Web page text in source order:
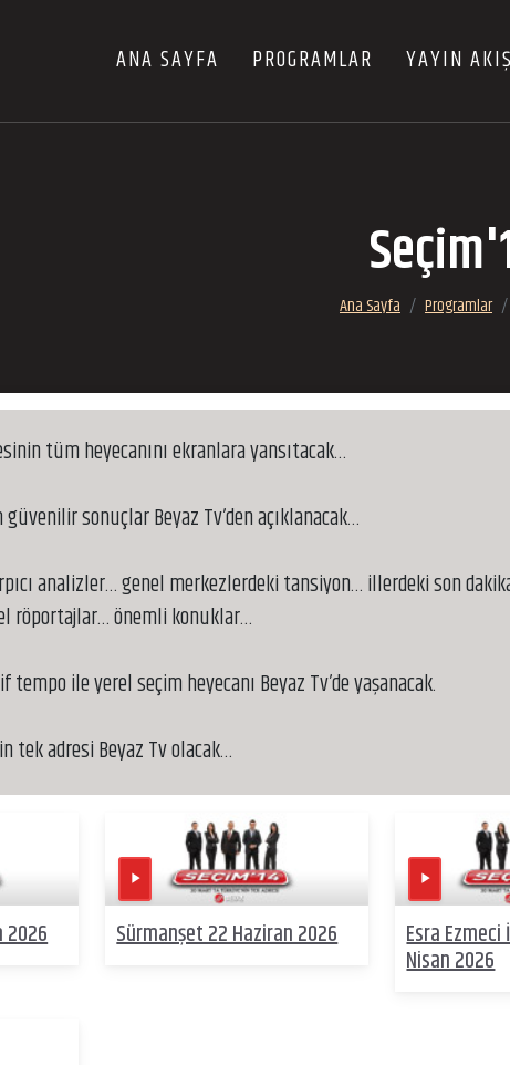
ANA SAYFA PROGRAMLAR YAYIN
Ana Sayfa Programlar
tüm heyecanını ekranlara yansıtacak…
güvenilir sonuçlar Beyaz Tv’den açıklanacak…
analizler… genel merkezlerdeki tansiyon… illerdeki son
röportajlar… önemli konuklar…
tempo ile yerel seçim heyecanı Beyaz Tv’de yaşanacak.
tek adresi Beyaz Tv olacak…
2026 Sürmanşet 22 Haziran 2026 Esra
Nisan 2026